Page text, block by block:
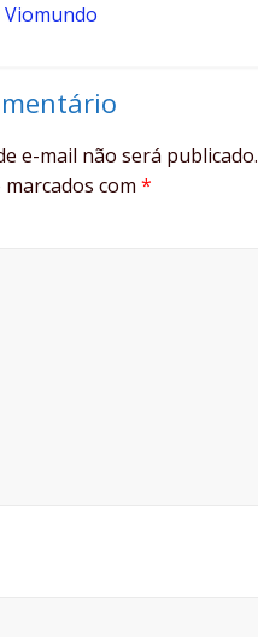
Viomundo
e-mail não será publicado.
com*